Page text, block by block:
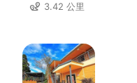
3.42 公里